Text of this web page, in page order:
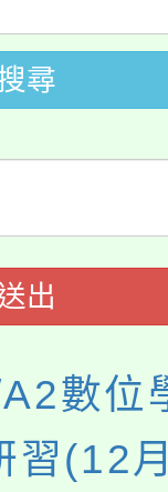
舉行。
享有免
收入戶
科技
入校路
專業人
尋
出
數位
習(12